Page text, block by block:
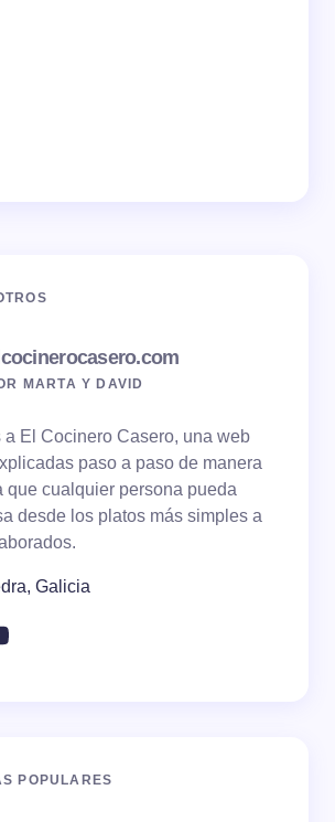
MARTA Y DAVID
a El Cocinero Casero, una web
paso a paso de manera
que cualquier persona pueda
desde los platos más simples a
Galicia
POPULARES